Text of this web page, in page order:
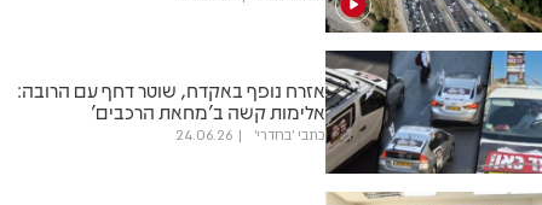
אזרח נופף באקדח, שוטר דחף עם הרובה:
אלימות קשה ב'מחאת הרכבים'
כתבי 'בחדרי' 24.06.26